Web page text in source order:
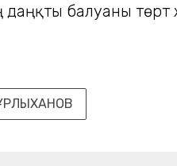
балуаны төрт